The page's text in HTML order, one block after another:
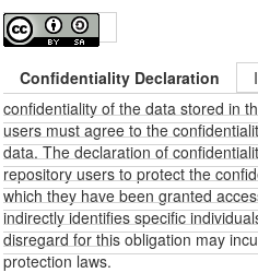
Confidentiality Declaration
confidentiality of the data stored in
users must agree to the
data. The declaration of
repository users to protect the
which they have been granted
indirectly identifies specific
disregard for this obligation may
protection laws.